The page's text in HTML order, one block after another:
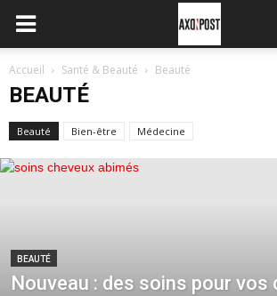
Accueil Santé & Beauté Beauté
BEAUTÉ
Beauté Bien-être Médecine
BEAUTÉ
Nouveau : des soins pour vos